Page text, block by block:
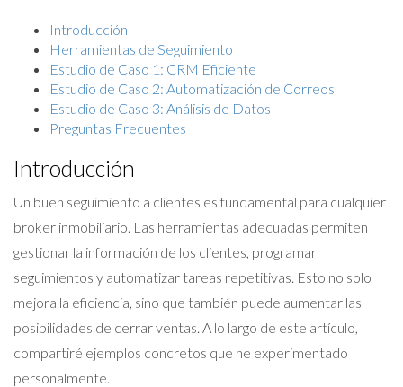
Introducción
Herramientas de Seguimiento
Estudio de Caso 1: CRM Eficiente
Estudio de Caso 2: Automatización de Correos
Estudio de Caso 3: Análisis de Datos
Preguntas Frecuentes
Introducción
Un buen seguimiento a clientes es fundamental para cualquier
broker inmobiliario. Las herramientas adecuadas permiten
gestionar la información de los clientes, programar
seguimientos y automatizar tareas repetitivas. Esto no solo
mejora la eficiencia, sino que también puede aumentar las
posibilidades de cerrar ventas. A lo largo de este artículo,
compartiré ejemplos concretos que he experimentado
personalmente.